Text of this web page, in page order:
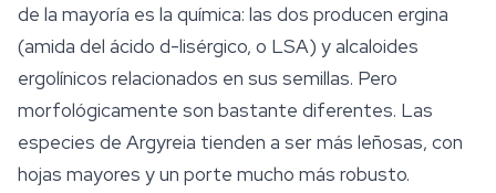
de la mayoría es la química: las dos producen ergina
(amida del ácido d-lisérgico, o LSA) y alcaloides
ergolínicos relacionados en sus semillas. Pero
morfológicamente son bastante diferentes. Las
especies de Argyreia tienden a ser más leñosas, con
hojas mayores y un porte mucho más robusto.